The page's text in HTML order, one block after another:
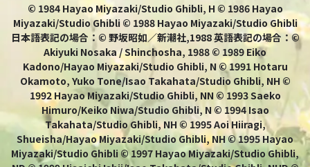
© 1984 Hayao Miyazaki/Studio Ghibli, H © 1986 Hayao
Miyazaki/Studio Ghibli © 1988 Hayao Miyazaki/Studio Ghibli
日本語表記の場合：© 野坂昭如／新潮社,1988 英語表記の場合：©
Akiyuki Nosaka / Shinchosha, 1988 © 1989 Eiko
Kadono/Hayao Miyazaki/Studio Ghibli, N © 1991 Hotaru
Okamoto, Yuko Tone/Isao Takahata/Studio Ghibli, NH ©
1992 Hayao Miyazaki/Studio Ghibli, NN © 1993 Saeko
Himuro/Keiko Niwa/Studio Ghibli, N © 1994 Isao
Takahata/Studio Ghibli, NH © 1995 Aoi Hiiragi,
Shueisha/Hayao Miyazaki/Studio Ghibli, NH © 1995 Hayao
Miyazaki/Studio Ghibli © 1997 Hayao Miyazaki/Studio Ghibli,